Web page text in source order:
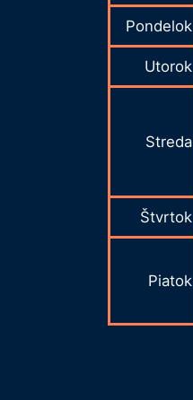
Pondelok
Utorok
Streda
Štvrtok
Piatok